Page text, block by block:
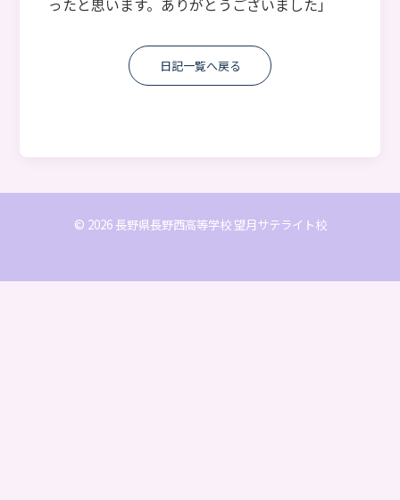
ったと思います。ありがとうございました」
日記一覧へ戻る
© 2026 長野県長野西高等学校 望月サテライト校